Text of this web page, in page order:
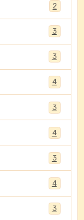
2
3
3
4
3
4
3
4
3